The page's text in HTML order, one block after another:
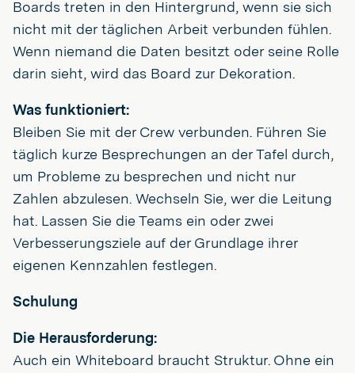
Boards treten in den Hintergrund, wenn sie sich
nicht mit der täglichen Arbeit verbunden fühlen.
Wenn niemand die Daten besitzt oder seine Rolle
darin sieht, wird das Board zur Dekoration.
Was funktioniert:
Bleiben Sie mit der Crew verbunden. Führen Sie
täglich kurze Besprechungen an der Tafel durch,
um Probleme zu besprechen und nicht nur
Zahlen abzulesen. Wechseln Sie, wer die Leitung
hat. Lassen Sie die Teams ein oder zwei
Verbesserungsziele auf der Grundlage ihrer
eigenen Kennzahlen festlegen.
Schulung
Die Herausforderung:
Auch ein Whiteboard braucht Struktur. Ohne ein